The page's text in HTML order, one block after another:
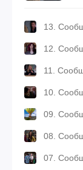
13.
12.
11.
10.
09.
08.
07.